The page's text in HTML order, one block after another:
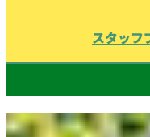
スタッフ